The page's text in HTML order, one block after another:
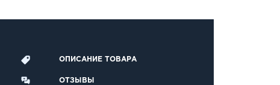
ОПИСАНИЕ ТОВАРА
ОТЗЫВЫ